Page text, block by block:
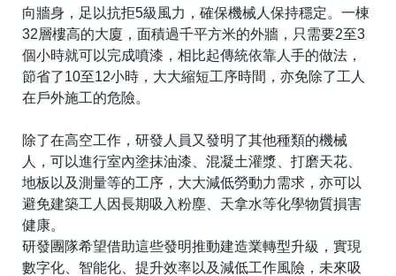
向牆身，足以抗拒5級風力，確保機械人保持穩定。一棟
32層樓高的大廈，面積過千平方米的外牆，只需要2至3
個小時就可以完成噴漆，相比起傳統依靠人手的做法，
節省了10至12小時，大大縮短工序時間，亦免除了工人
在戶外施工的危險。
除了在高空工作，研發人員又發明了其他種類的機械
人，可以進行室內塗抹油漆、混凝土灌漿、打磨天花、
地板以及測量等的工序，大大減低勞動力需求，亦可以
避免建築工人因長期吸入粉塵、天拿水等化學物質損害
健康。
研發團隊希望借助這些發明推動建造業轉型升級，實現
數字化、智能化、提升效率以及減低工作風險，未來吸